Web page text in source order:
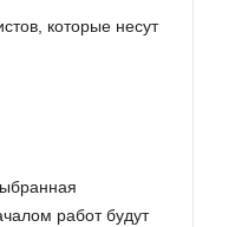
которые несут
работ будут